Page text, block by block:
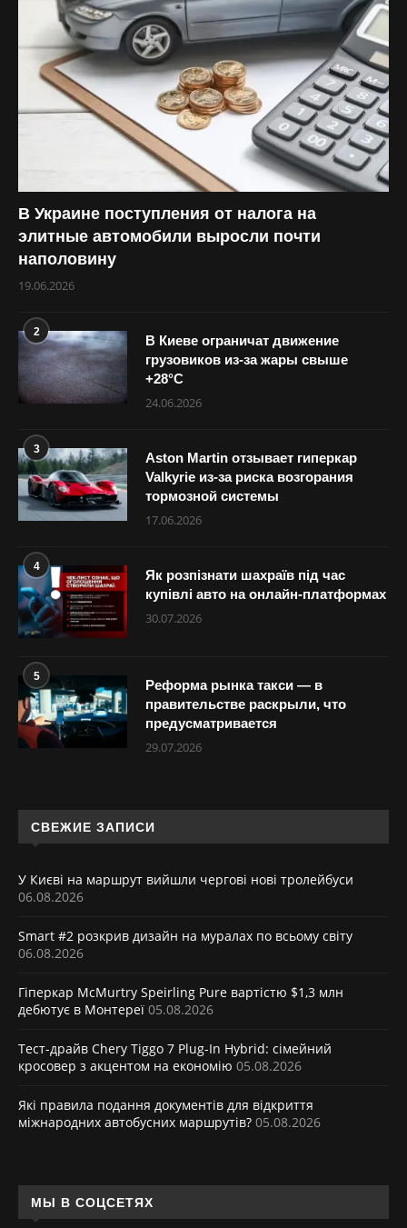
В Украине поступления от налога на
элитные автомобили выросли почти
наполовину
19.06.2026
2
В Киеве ограничат движение
грузовиков из-за жары свыше
+28°С
24.06.2026
3
Aston Martin отзывает гиперкар
Valkyrie из-за риска возгорания
тормозной системы
17.06.2026
4
Як розпізнати шахраїв під час
купівлі авто на онлайн-платформах
30.07.2026
5
Реформа рынка такси — в
правительстве раскрыли, что
предусматривается
29.07.2026
СВЕЖИЕ ЗАПИСИ
У Києві на маршрут вийшли чергові нові тролейбуси
06.08.2026
Smart #2 розкрив дизайн на муралах по всьому світу
06.08.2026
Гіперкар McMurtry Speirling Pure вартістю $1,3 млн
дебютує в Монтереї 05.08.2026
Тест-драйв Chery Tiggo 7 Plug-In Hybrid: сімейний
кросовер з акцентом на економію 05.08.2026
Які правила подання документів для відкриття
міжнародних автобусних маршрутів? 05.08.2026
МЫ В СОЦСЕТЯХ